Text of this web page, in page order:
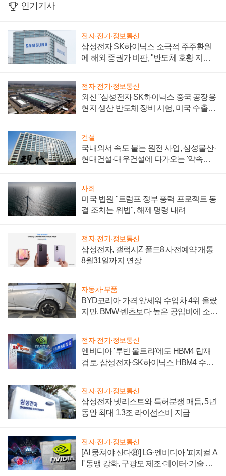
인기기사
전자·전기·정보통신
삼성전자 SK하이닉스 소극적 주주환원
에 해외 증권가 비판, "반도체 호황 지속
전자·전기·정보통신
외신 "삼성전자 SK하이닉스 중국 공장용
현지 생산 반도체 장비 시험, 미국 수출통
건설
국내외서 속도 붙는 원전 사업, 삼성물산·
현대건설·대우건설에 다가오는 '약속의
사회
미국 법원 "트럼프 정부 풍력 프로젝트 동
결 조치는 위법", 해제 명령 내려
전자·전기·정보통신
삼성전자, 갤럭시Z 폴드8 사전예약 개통
8월31일까지 연장
자동차·부품
BYD코리아 가격 앞세워 수입차 4위 올랐
지만, BMW·벤츠보다 높은 공임비에 소비
전자·전기·정보통신
엔비디아 '루빈 울트라'에도 HBM4 탑재
검토, 삼성전자·SK하이닉스 HBM4 수율
전자·전기·정보통신
삼성전자 넷리스트와 특허분쟁 매듭, 5년
동안 최대 1.3조 라이선스비 지급
전자·전기·정보통신
[AI 뭉쳐야 산다⑧] LG·엔비디아 '피지컬 A
I' 동맹 강화, 구광모 제조·데이터·기술 결